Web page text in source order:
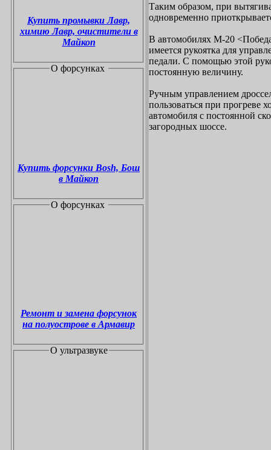
Купить промывки Лавр,
химию Лавр, очистители в
Майкоп
О форсунках
Купить форсунки Bosh, Бош
в Майкоп
О форсунках
Ремонт и замена форсунок
на полуострове в Армавир
О ультразвуке
Таким образом, при
одновременно
В автомобилях М-20
имеется рукоятка для
педали. С помощью этой
постоянную величину.
Ручным управлением
пользоваться при прогреве
автомобиля с постоянной
загородных шоссе.